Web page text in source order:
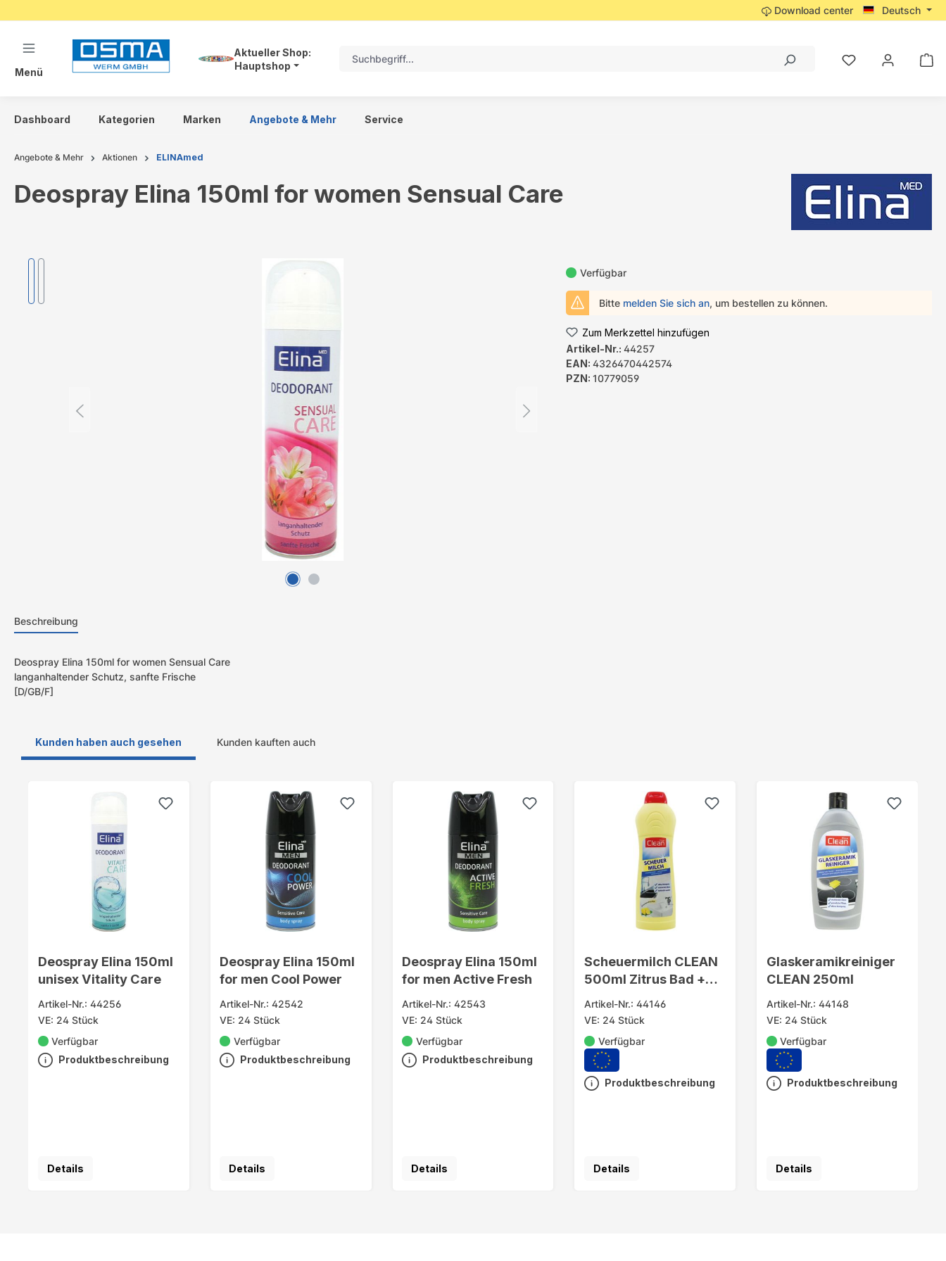
Download center Deutsch
Menü
Aktueller Shop:
Hauptshop
Dashboard Kategorien Marken Angebote & Mehr Service
Angebote & Mehr Aktionen ELINAmed
Deospray Elina 150ml for women Sensual Care
Bildergalerie überspringen
Verfügbar
Bitte melden Sie sich an, um bestellen zu können.
Zum Merkzettel hinzufügen
Artikel-Nr.: 44257
EAN: 4326470442574
PZN: 10779059
Beschreibung
Deospray Elina 150ml for women Sensual Care
langanhaltender Schutz, sanfte Frische
[D/GB/F]
Kunden haben auch gesehen Kunden kauften auch
Deospray Elina 150ml
unisex Vitality Care
Artikel-Nr.: 44256
VE: 24 Stück
Verfügbar
Produktbeschreibung
Details
Deospray Elina 150ml
for men Cool Power
Artikel-Nr.: 42542
VE: 24 Stück
Verfügbar
Produktbeschreibung
Details
Deospray Elina 150ml
for men Active Fresh
Artikel-Nr.: 42543
VE: 24 Stück
Verfügbar
Produktbeschreibung
Details
Scheuermilch CLEAN
500ml Zitrus Bad +
Küche
Artikel-Nr.: 44146
VE: 24 Stück
Verfügbar
Produktbeschreibung
Details
Glaskeramikreiniger
CLEAN 250ml
Artikel-Nr.: 44148
VE: 24 Stück
Verfügbar
Produktbeschreibung
Details